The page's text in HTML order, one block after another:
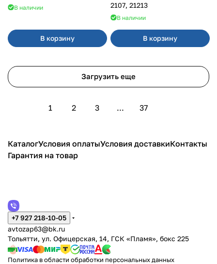
В наличии
В корзину
2107, 21213
В наличии
В корзину
Загрузить еще
1 2 3 ... 37
КаталогУсловия оплатыУсловия доставкиКонтакты
Гарантия на товар
+7 927 218-10-05
avtozap63@bk.ru
Тольятти, ул. Офицерская, 14, ГСК «Пламя», бокс 225
Политика в области обработки персональных данных